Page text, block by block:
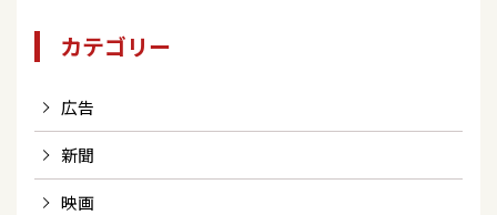
カテゴリー
広告
新聞
映画